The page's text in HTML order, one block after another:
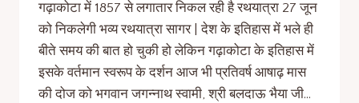
गढ़ाकोटा में 1857 से लगातार निकल रही है रथयात्रा 27 जून
को निकलेगी भव्य रथयात्रा सागर | देश के इतिहास में भले ही
बीते समय की बात हो चुकी हो लेकिन गढ़ाकोटा के इतिहास में
इसके वर्तमान स्वरूप के दर्शन आज भी प्रतिवर्ष आषाढ़ मास
की दोज को भगवान जगन्नाथ स्वामी, श्री बलदाऊ भैया जी…